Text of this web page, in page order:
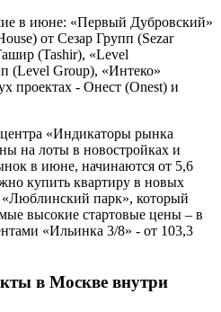
в июне: «Первый Дубровский»
от Сезар Групп (Sezar
(Tashir), «Level
(Level Group), «Интеко»
проектах - Онест (Onest) и
«Индикаторы рынка
на лоты в новостройках и
в июне, начинаются от 5,6
купить квартиру в новых
«Люблинский парк», который
высокие стартовые цены – в
«Ильинка 3/8» - от 103,3
в Москве внутри